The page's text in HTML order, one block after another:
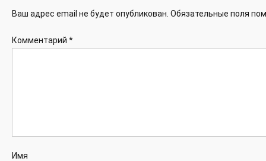
Ваш адрес email не будет опубликован. Обязательные поля
Комментарий *
Имя